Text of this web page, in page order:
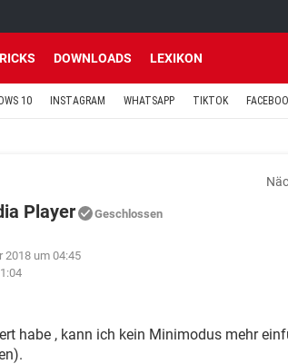
DOWNLOADS LEXIKON
10 INSTAGRAM WHATSAPP TIKTOK
Player Geschlossen
2018 um 04:45
habe , kann ich kein Minimodus mehr